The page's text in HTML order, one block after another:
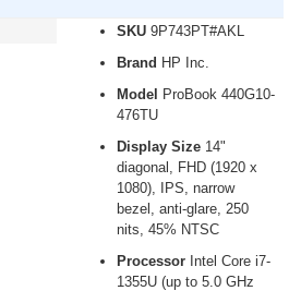
SKU 9P743PT#AKL
Brand HP Inc.
Model
ProBook 440G10-
476TU
Display Size 14"
diagonal, FHD (1920 x
1080), IPS, narrow
bezel, anti-glare, 250
nits, 45% NTSC
Processor Intel Core i7-
1355U (up to 5.0 GHz